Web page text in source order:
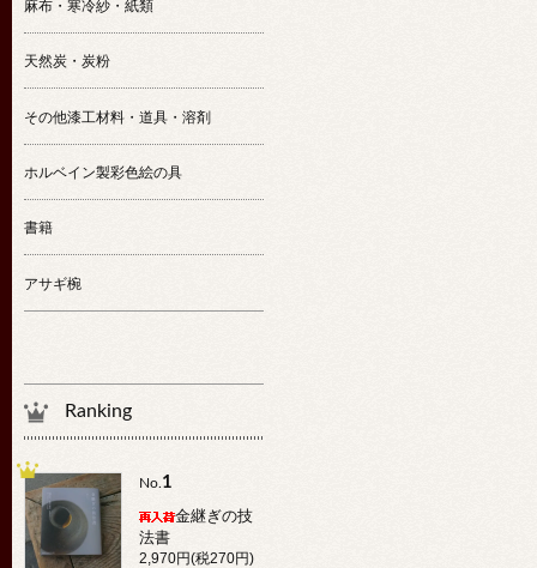
麻布・寒冷紗・紙類
天然炭・炭粉
その他漆工材料・道具・溶剤
ホルベイン製彩色絵の具
書籍
アサギ椀
Ranking
No.1
金継ぎの技
法書
2,970円(税270円)